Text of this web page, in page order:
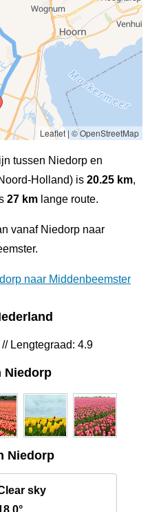
Leaflet| © OpenStreetMap
tussen Niedorp en
Holland) is 20.25 km,
27 kmlange route.
vanaf Niedorp naar
naar Middenbeemster
Lengtegraad: 4.9
Niedorp
Niedorp
sky